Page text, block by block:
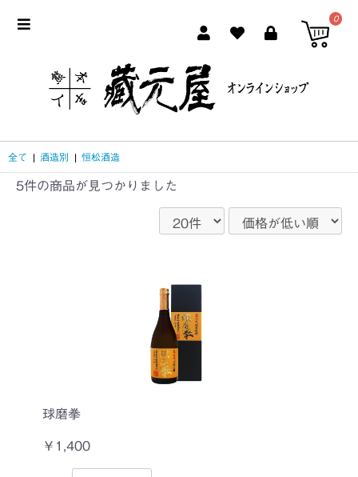
0
全て | 酒造別 | 恒松酒造
5件の商品が見つかりました
球磨拳
￥1,400